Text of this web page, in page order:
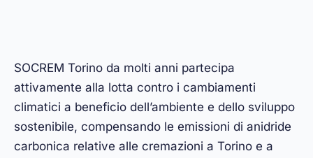
SOCREM Torino da molti anni partecipa
attivamente alla lotta contro i cambiamenti
climatici a beneficio dell’ambiente e dello sviluppo
sostenibile, compensando le emissioni di anidride
carbonica relative alle cremazioni a Torino e a